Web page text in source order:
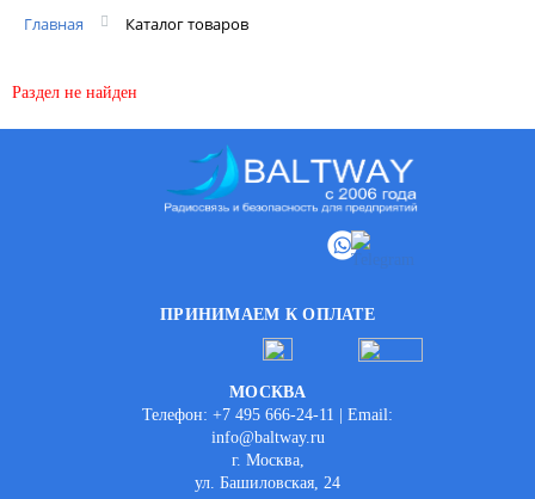
Главная Каталог товаров
Раздел не найден
ПРИНИМАЕМ К ОПЛАТЕ
МОСКВА
Телефон: +7 495 666-24-11 | Email:
info@baltway.ru
г. Москва,
ул. Башиловская, 24